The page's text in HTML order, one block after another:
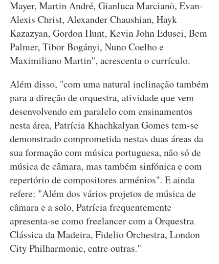
Mayer, Martin André, Gianluca Marcianò, Evan-
Alexis Christ, Alexander Chaushian, Hayk
Kazazyan, Gordon Hunt, Kevin John Edusei, Bem
Palmer, Tibor Bogányi, Nuno Coelho e
Maximiliano Martin", acrescenta o currículo.
Além disso, "com uma natural inclinação também
para a direção de orquestra, atividade que vem
desenvolvendo em paralelo com ensinamentos
nesta área, Patrícia Khachkalyan Gomes tem-se
demonstrado comprometida nestas duas áreas da
sua formação com música portuguesa, não só de
música de câmara, mas também sinfónica e com
repertório de compositores arménios". E ainda
refere: "Além dos vários projetos de música de
câmara e a solo, Patrícia frequentemente
apresenta-se como freelancer com a Orquestra
Clássica da Madeira, Fidelio Orchestra, London
City Philharmonic, entre outras."